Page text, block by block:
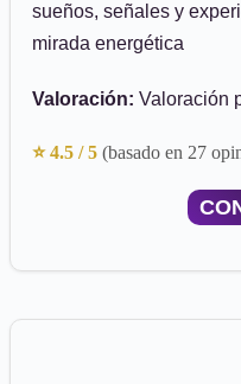
sueños, señales y
mirada energética
Valoración: Valoración
⭐ 4.5 / 5 (basado en 27